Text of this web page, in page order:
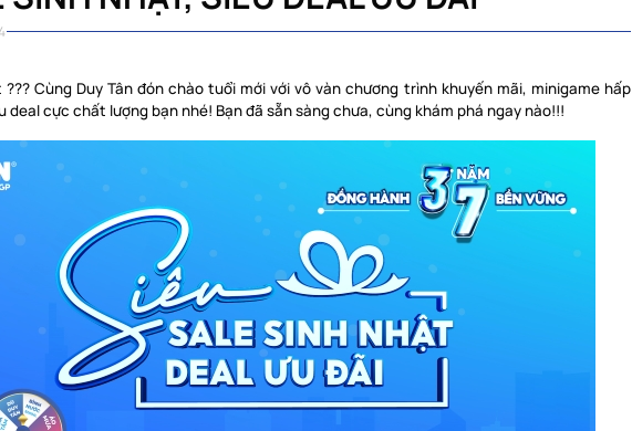
??? Cùng Duy Tân đón chào tuổi mới với vô vàn chương trình khuyến mãi, minigame hấp
deal cực chất lượng bạn nhé! Bạn đã sẵn sàng chưa, cùng khám phá ngay nào!!!